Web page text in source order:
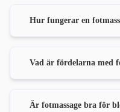
Hur fungerar en
Vad är fördelarna med
Är fotmassage bra för